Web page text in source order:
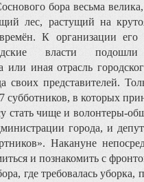
бора весьма
лес, растущий на
К организации его
власти подошли
или иная отрасль
своих представителей.
субботников, в которых
стать чище и волонтеры-
города, и
Накануне
и познакомить с
где требовалась уборка,